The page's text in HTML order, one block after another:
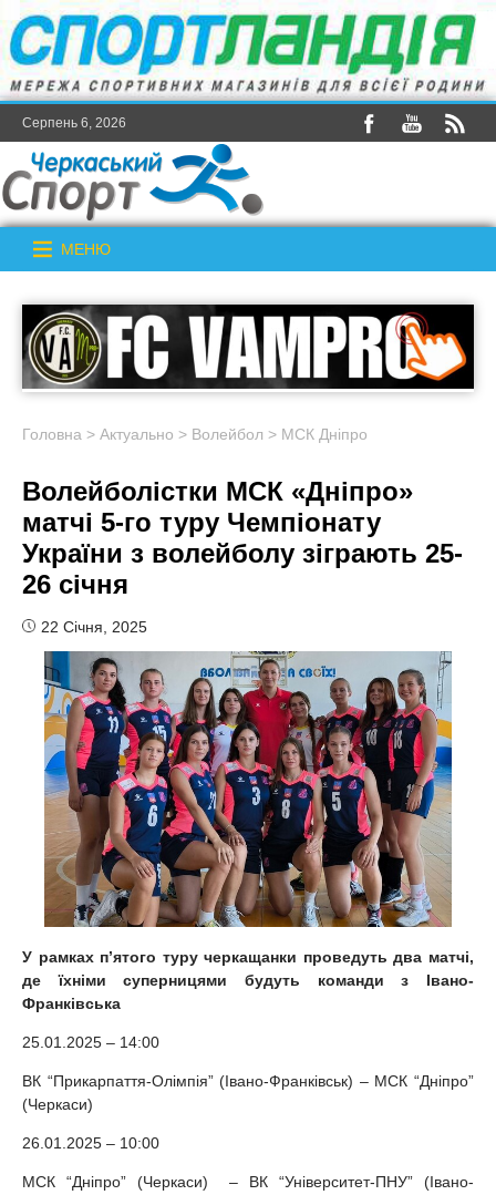
Серпень 6, 2026
МЕНЮ
Головна > Актуально > Волейбол > МСК Дніпро
Волейболістки МСК «Дніпро»
матчі 5-го туру Чемпіонату
України з волейболу зіграють 25-
26 січня
22 Січня, 2025
У рамках п’ятого туру черкащанки проведуть два матчі,
де їхніми суперницями будуть команди з Івано-
Франківська
25.01.2025 – 14:00
ВК “Прикарпаття-Олімпія” (Івано-Франківськ) – МСК “Дніпро”
(Черкаси)
26.01.2025 – 10:00
МСК “Дніпро” (Черкаси) – ВК “Університет-ПНУ” (Івано-